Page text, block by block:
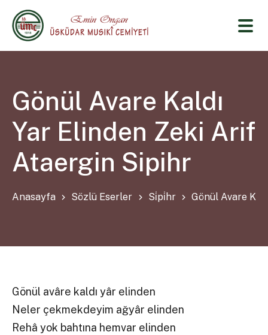
Gönül Avare Kaldı
Yar Elinden Zeki Arif
Ataergin Sipihr
Anasayfa Sözlü Eserler Si̇pi̇hr Gönül Avare
Gönül avâre kaldı yâr elinden
Neler çekmekdeyim ağyâr elinden
Rehâ yok bahtına hemvar elinden